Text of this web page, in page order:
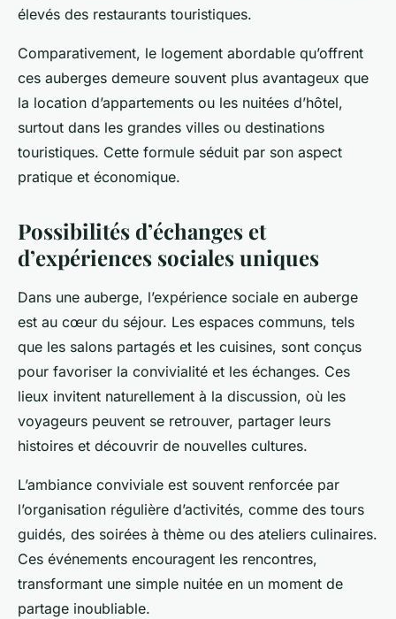
élevés des restaurants touristiques.
Comparativement, le logement abordable qu’offrent
ces auberges demeure souvent plus avantageux que
la location d’appartements ou les nuitées d’hôtel,
surtout dans les grandes villes ou destinations
touristiques. Cette formule séduit par son aspect
pratique et économique.
Possibilités d’échanges et
d’expériences sociales uniques
Dans une auberge, l’expérience sociale en auberge
est au cœur du séjour. Les espaces communs, tels
que les salons partagés et les cuisines, sont conçus
pour favoriser la convivialité et les échanges. Ces
lieux invitent naturellement à la discussion, où les
voyageurs peuvent se retrouver, partager leurs
histoires et découvrir de nouvelles cultures.
L’ambiance conviviale est souvent renforcée par
l’organisation régulière d’activités, comme des tours
guidés, des soirées à thème ou des ateliers culinaires.
Ces événements encouragent les rencontres,
transformant une simple nuitée en un moment de
partage inoubliable.